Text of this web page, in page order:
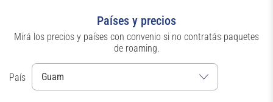
Países y precios
Mirá los precios y países con convenio si no contratás paquetes
de roaming.
País